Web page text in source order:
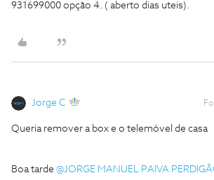
931699000 opção 4. ( aberto dias uteis).
Jorge C
Queria remover a box e o telemóvel de casa
Boa tarde @JORGE MANUEL PAIVA